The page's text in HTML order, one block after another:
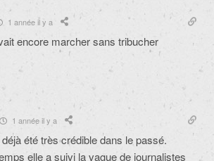
1 année il y a
encore marcher sans tribucher
1 année il y a
été très crédible dans le passé.
elle a suivi la vague de journalistes